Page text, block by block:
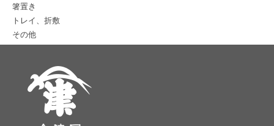
箸置き
トレイ、折敷
その他